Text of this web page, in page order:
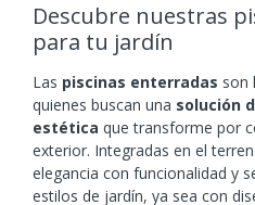
Descubre nuestras
para tu jardín
Las piscinas enterradas son
quienes buscan una solución
estética que transforme por
exterior. Integradas en el
elegancia con funcionalidad y
estilos de jardín, ya sea con